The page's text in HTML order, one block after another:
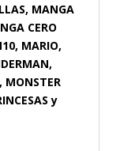
MANGA
CERO
MARIO,
MONSTER
y